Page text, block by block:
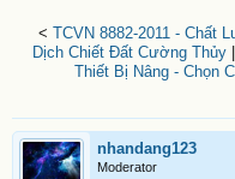
< TCVN 8882-2011 - Chất
Dịch Chiết Đất Cường Thủy
Thiết Bị Nâng - Chọn
nhandang123
Moderator